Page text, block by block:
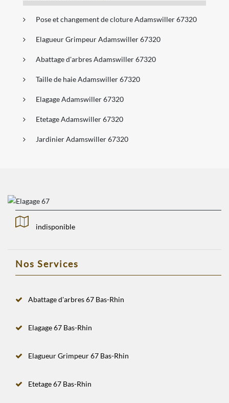
Pose et changement de cloture Adamswiller 67320
Elagueur Grimpeur Adamswiller 67320
Abattage d'arbres Adamswiller 67320
Taille de haie Adamswiller 67320
Elagage Adamswiller 67320
Etetage Adamswiller 67320
Jardinier Adamswiller 67320
indisponible
Nos Services
Abattage d'arbres 67 Bas-Rhin
Elagage 67 Bas-Rhin
Elagueur Grimpeur 67 Bas-Rhin
Etetage 67 Bas-Rhin